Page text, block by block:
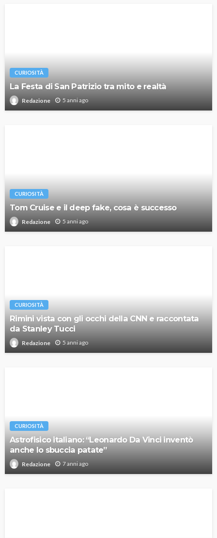
CURIOSITÀ
La Festa di San Patrizio tra mito e realtà
Redazione 5 anni ago
CURIOSITÀ
Tom Cruise e il deep fake, cosa è successo
Redazione 5 anni ago
CURIOSITÀ
Rimini vista con gli occhi della CNN e raccontata
da Stanley Tucci
Redazione 5 anni ago
CURIOSITÀ
Astrofisico italiano: “Leonardo Da Vinci inventò
anche lo sbuccia patate”
Redazione 7 anni ago